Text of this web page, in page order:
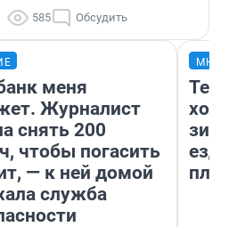
585 Обсудить
меня
Журналист
снять 200
чтобы погасить
— к ней домой
служба
ездит